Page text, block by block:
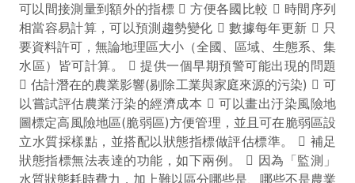
可以間接測量到額外的指標  方便各國比較  時間序列
相當容易計算，可以預測趨勢變化  數據每年更新  只
要資料許可，無論地理區大小（全國、區域、生態系、集
水區）皆可計算。  提供一個早期預警可能出現的問題
 估計潛在的農業影響(剔除工業與家庭來源的污染)  可
以嘗試評估農業汙染的經濟成本  可以畫出汙染風險地
圖標定高風險地區(脆弱區)方便管理，並且可在脆弱區設
立水質採樣點，並搭配以狀態指標做評估標準。  補足
狀態指標無法表達的功能，如下兩例。  因為「監測」
水質狀態耗時費力，加上難以區分哪些是、哪些不是農業